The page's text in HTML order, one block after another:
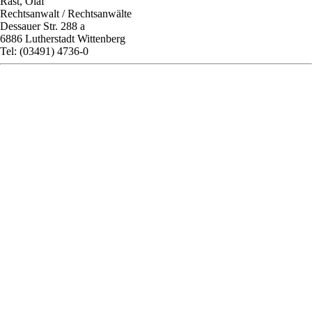
Rechtsanwalt / Rechtsanwälte
Dessauer Str. 288 a
6886 Lutherstadt Wittenberg
Tel: (03491) 4736-0